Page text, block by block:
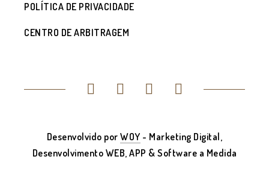
POLÍTICA DE PRIVACIDADE
CENTRO DE ARBITRAGEM
Desenvolvido porWOY - Marketing Digital,
Desenvolvimento WEB, APP & Software a Medida